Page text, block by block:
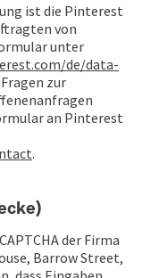
ist die Pinterest
von
unter
de/data-
zur
an Pinterest
.
der Firma
Barrow Street,